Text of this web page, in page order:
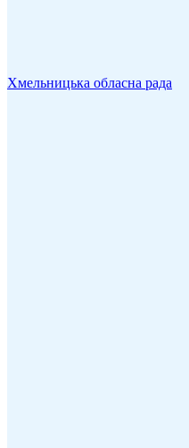
Хмельницька обласна рада